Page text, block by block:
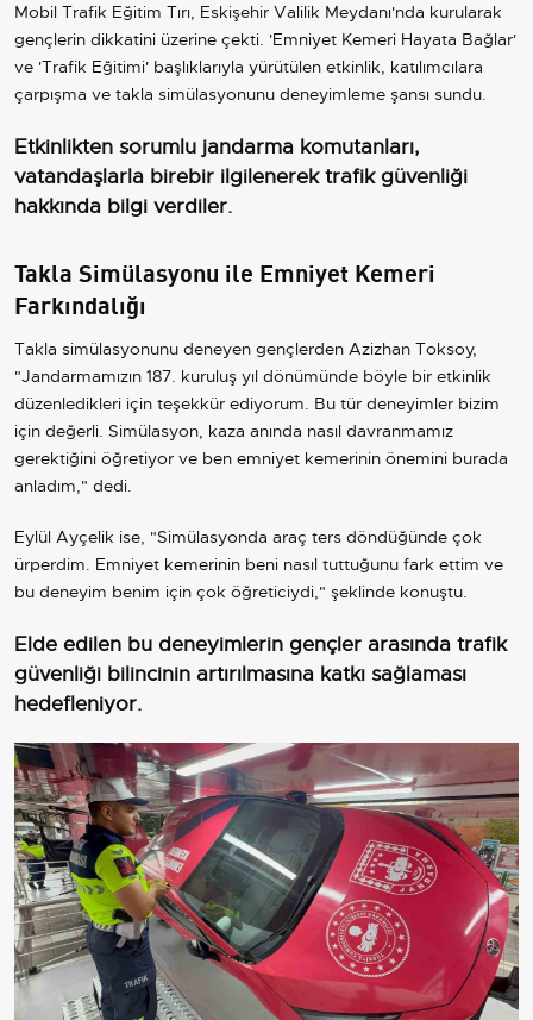
Mobil Trafik Eğitim Tırı, Eskişehir Valilik Meydanı'nda kurularak
gençlerin dikkatini üzerine çekti. 'Emniyet Kemeri Hayata Bağlar'
ve 'Trafik Eğitimi' başlıklarıyla yürütülen etkinlik, katılımcılara
çarpışma ve takla simülasyonunu deneyimleme şansı sundu.
Etkinlikten sorumlu jandarma komutanları,
vatandaşlarla birebir ilgilenerek trafik güvenliği
hakkında bilgi verdiler.
Takla Simülasyonu ile Emniyet Kemeri
Farkındalığı
Takla simülasyonunu deneyen gençlerden Azizhan Toksoy,
"Jandarmamızın 187. kuruluş yıl dönümünde böyle bir etkinlik
düzenledikleri için teşekkür ediyorum. Bu tür deneyimler bizim
için değerli. Simülasyon, kaza anında nasıl davranmamız
gerektiğini öğretiyor ve ben emniyet kemerinin önemini burada
anladım," dedi.
Eylül Ayçelik ise, "Simülasyonda araç ters döndüğünde çok
ürperdim. Emniyet kemerinin beni nasıl tuttuğunu fark ettim ve
bu deneyim benim için çok öğreticiydi," şeklinde konuştu.
Elde edilen bu deneyimlerin gençler arasında trafik
güvenliği bilincinin artırılmasına katkı sağlaması
hedefleniyor.